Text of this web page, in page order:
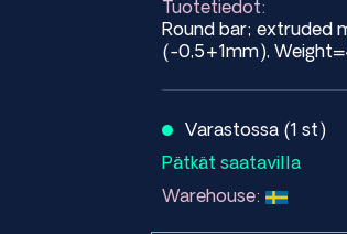
Tuotetiedot:
Round bar; extruded
(-0,5+1mm),
Varastossa (1 st)
Pätkät saatavilla
Warehouse: